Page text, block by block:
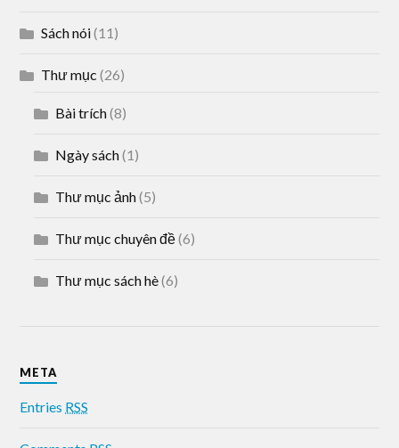
Sách nói(11)
Thư mục (26)
Bài trích(8)
Ngày sách(1)
Thư mục ảnh(5)
Thư mục chuyên đề(6)
Thư mục sách hè(6)
META
Entries RSS